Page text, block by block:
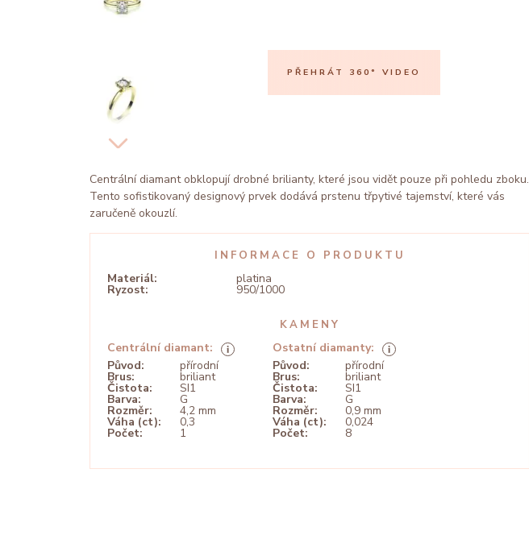
PŘEHRÁT 360° VIDEO
Centrální diamant obklopují drobné brilianty, které jsou vidět pouze při pohledu zboku.
Tento sofistikovaný designový prvek dodává prstenu třpytivé tajemství, které vás
zaručeně okouzlí.
INFORMACE O PRODUKTU
Materiál: platina
Ryzost: 950/1000
KAMENY
Centrální diamant:
Původ:
přírodní
Brus: briliant
Čistota: SI1
Barva: G
Rozměr: 4,2 mm
Váha (ct): 0,3
Počet: 1
Ostatní diamanty:
Původ:
přírodní
Brus: briliant
Čistota: SI1
Barva: G
Rozměr: 0,9 mm
Váha (ct): 0,024
Počet: 8